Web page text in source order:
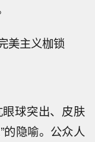
美主义枷锁
球突出、皮肤
的隐喻。公众人